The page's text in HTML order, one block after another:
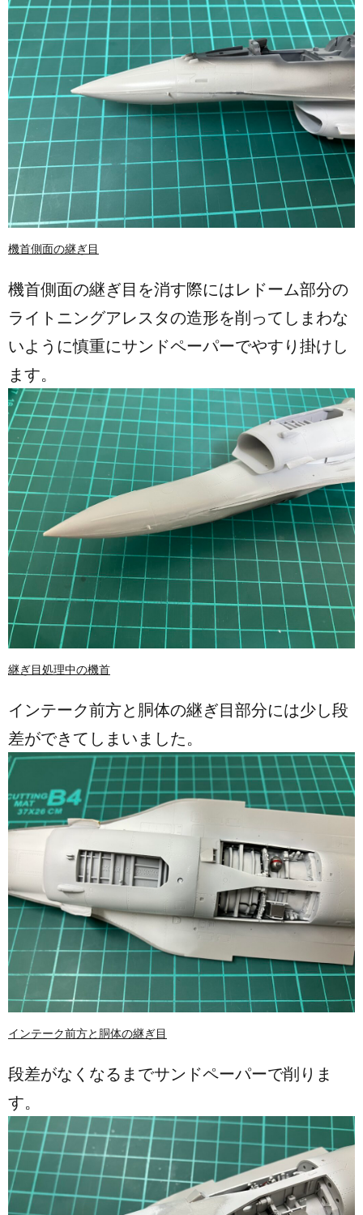
機首側面の継ぎ目
機首側面の継ぎ目を消す際にはレドーム部分の
ライトニングアレスタの造形を削ってしまわな
いように慎重にサンドペーパーでやすり掛けし
ます。
継ぎ目処理中の機首
インテーク前方と胴体の継ぎ目部分には少し段
差ができてしまいました。
インテーク前方と胴体の継ぎ目
段差がなくなるまでサンドペーパーで削りま
す。